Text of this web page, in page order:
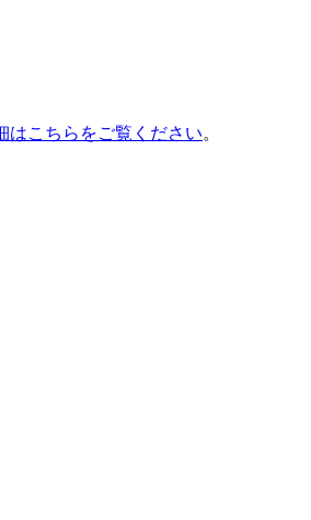
はこちらをご覧ください。